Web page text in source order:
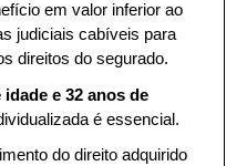
em valor inferior ao
judiciais cabíveis para
direitos do segurado.
idade e 32 anos de
é essencial.
do direito adquirido